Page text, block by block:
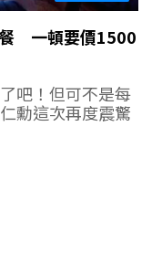
一頓要價1500
吧！但可不是每
勳這次再度震驚